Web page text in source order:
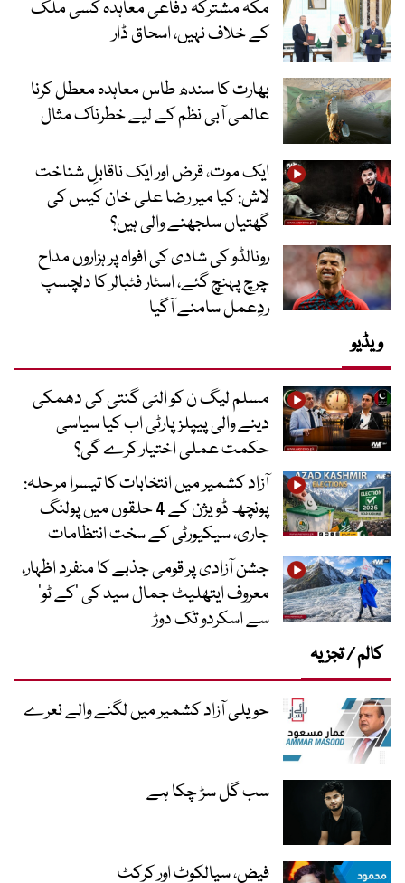
مکہ مشترکہ دفاعی معاہدہ کسی ملک
کے خلاف نہیں، اسحاق ڈار
بھارت کا سندھ طاس معاہدہ معطل کرنا
عالمی آبی نظم کے لیے خطرناک مثال
ایک موت، قرض اور ایک ناقابلِ شناخت
لاش: کیا میر رضا علی خان کیس کی
گھتیاں سلجھنے والی ہیں؟
رونالڈو کی شادی کی افواہ پر ہزاروں مداح
چرچ پہنچ گئے، اسٹار فٹبالر کا دلچسپ
ردِعمل سامنے آگیا
ویڈیو
مسلم لیگ ن کو الٹی گنتی کی دھمکی
دینے والی پیپلز پارٹی اب کیا سیاسی
حکمت عملی اختیار کرے گی؟
آزاد کشمیر میں انتخابات کا تیسرا مرحلہ:
پونچھ ڈویژن کے 4 حلقوں میں پولنگ
جاری، سیکیورٹی کے سخت انتظامات
جشن آزادی پر قومی جذبے کا منفرد اظہار،
معروف ایتھلیٹ جمال سید کی ’کے ٹو‘
سے اسکردو تک دوڑ
کالم / تجزیہ
حویلی آزاد کشمیر میں لگنے والے نعرے
سب گل سڑ چکا ہے
فیض، سیالکوٹ اور کرکٹ